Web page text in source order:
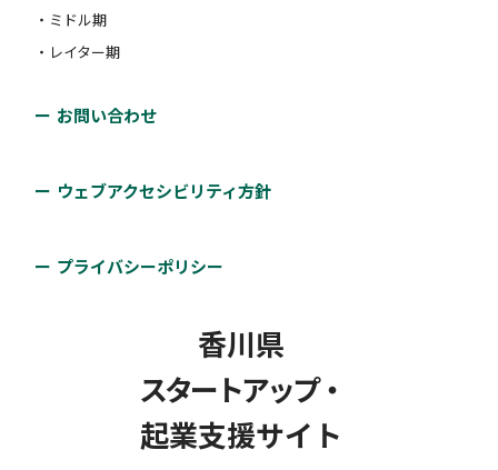
・ミドル期
・レイター期
お問い合わせ
ウェブアクセシビリティ方針
プライバシーポリシー
香川県
スタートアップ・
起業支援サイト